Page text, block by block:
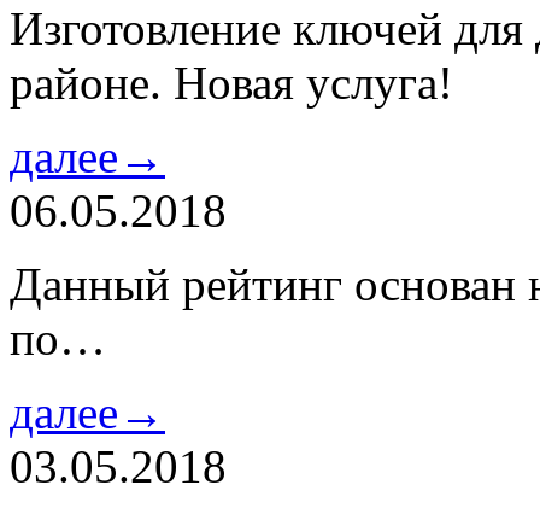
Изготовление ключей
районе. Новая услуга!
далее→
06.05.2018
Данный рейтинг основан
по…
далее→
03.05.2018